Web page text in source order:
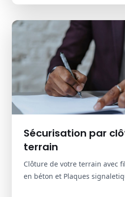
Sécurisation par
terrain
Clôture de votre terrain avec
en béton et Plaques